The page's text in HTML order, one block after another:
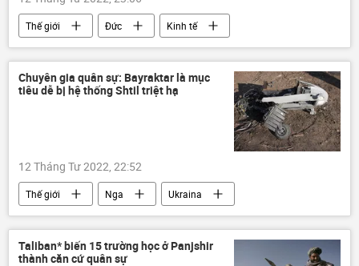
Thế giới Đức
Kinh tế
năng lượng
trừng phạt
Cuộc khủng hoảng ở Ukraina
Chuyên gia quân sự: Bayraktar là mục
tiêu dễ bị hệ thống Shtil triệt hạ
12 Tháng Tư 2022, 22:52
Thế giới Nga
Ukraina
hệ thống phòng không
Cuộc khủng hoảng ở Ukraina
Quân sự
Taliban* biến 15 trường học ở Panjshir
thành căn cứ quân sự